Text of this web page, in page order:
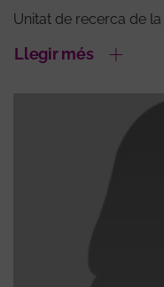
Unitat de recerca de
Llegir més